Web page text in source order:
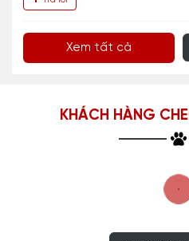
Xem tất cả
KHÁCH HÀNG